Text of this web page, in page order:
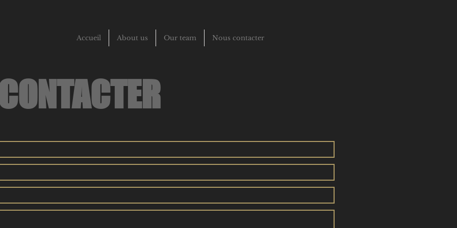
Accueil About us Our team Nous contacter